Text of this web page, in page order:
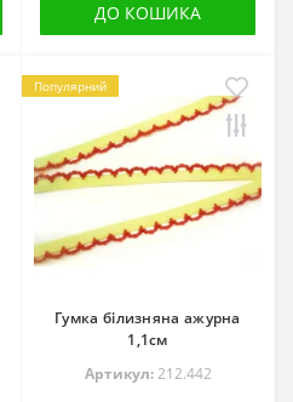
ДО КОШИКА
Популярний
Гумка білизняна ажурна
1,1см
Артикул:212.442